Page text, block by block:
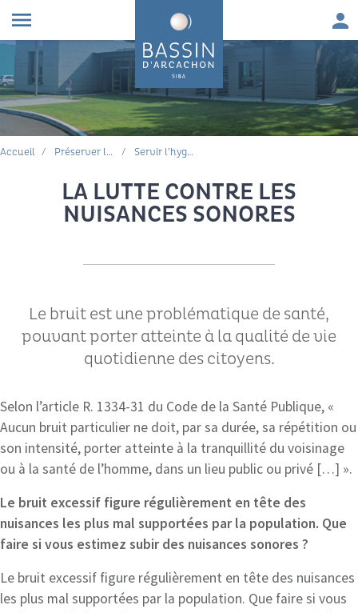
menu
FIL D'ARIANE
Accueil Préserver le cadre de vie Servir l’hygiène et la santé publique
LA LUTTE CONTRE LES
NUISANCES SONORES
Le bruit est une problématique de santé,
pouvant porter atteinte à la qualité de vie
quotidienne des citoyens.
Selon l’article R. 1334-31 du Code de la Santé Publique, «
Aucun bruit particulier ne doit, par sa durée, sa répétition ou
son intensité, porter atteinte à la tranquillité du voisinage
ou à la santé de l’homme, dans un lieu public ou privé […] ».
Le bruit excessif figure régulièrement en tête des
nuisances les plus mal supportées par la population. Que
faire si vous estimez subir des nuisances sonores ?
Le bruit excessif figure régulièrement en tête des nuisances
les plus mal supportées par la population. Que faire si vous